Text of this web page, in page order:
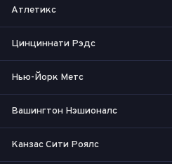
Атлетикс
Цинциннати Рэдс
Нью-Йорк Метс
Вашингтон Нэшионалс
Канзас Сити Роялс